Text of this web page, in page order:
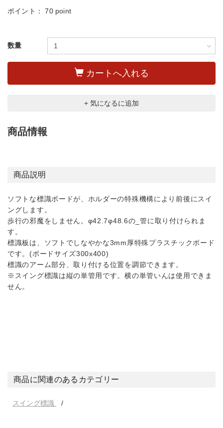
ポイント：70 point
数量
カートへ入れる
+ 気になるに追加
商品情報
商品説明
ソフトな標識ボードが、ホルダーの特殊機構により前後にスイ
ングします。
歩行の邪魔をしません。φ42.7φ48.6の_管に取り付けられま
す。
標識板は、ソフトでしなやかな3mm厚特殊プラスチックボード
です。(ボードサイズ300x400)
標識のアーム部分、取り付ける位置を調節できます。
※スイング標識は縦の単管用です。横の単管いんは使用できま
せん。
商品に関連のあるカテゴリー
スイング標識